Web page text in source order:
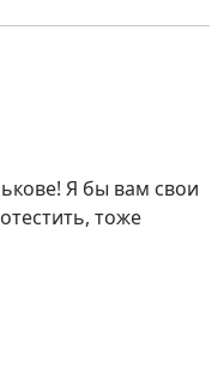
Я бы вам свои
тоже